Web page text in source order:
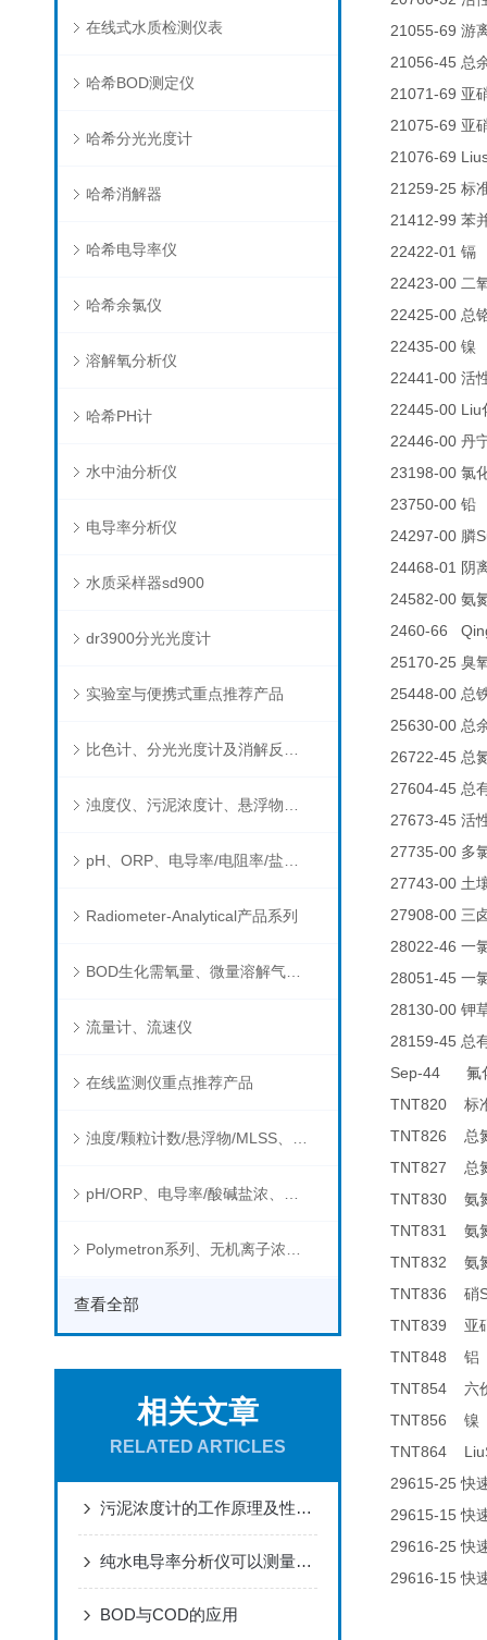
在线式水质检测仪表
哈希BOD测定仪
哈希分光光度计
哈希消解器
哈希电导率仪
哈希余氯仪
溶解氧分析仪
哈希PH计
水中油分析仪
电导率分析仪
水质采样器sd900
dr3900分光光度计
实验室与便携式重点推荐产品
Radiometer-Analytical产品系列
BOD生化需氧量、微量溶解气体和现场水质测试组件以及其他分析仪
流量计、流速仪
在线监测仪重点推荐产品
查看全部
相关文章
RELATED ARTICLES
污泥浓度计的工作原理及性能特点
纯水电导率分析仪可以测量哪些物质的电导率？
BOD与COD的应用
21055-69 游
21056-45 总
21071-69 亚
21075-69 亚
21076-69
21259-25 标
21412-99 苯
22422-01 镉
22423-00 二
22425-00 总
22435-00 镍
22441-00 活
22445-00 Liu
22446-00 丹
23198-00 氯
23750-00 铅
24297-00 膦
24468-01
阴
24582-00 氨
2460-66
25170-25 臭
25448-00 总
25630-00 总
26722-45 总
27604-45 总
27673-45 活
27735-00 多
27743-00 土
27908-00 三
28022-46 一
28051-45 一
28130-00 钾
28159-45 总
Sep-44 氟
TNT820 标
TNT826 总
TNT827 总
TNT830 氨
TNT831 氨
TNT832 氨
TNT836 硝
TNT839 亚
TNT848 铝
TNT854 六
TNT856 镍
TNT864
29615-25快
29615-15快
29616-25快
29616-15快